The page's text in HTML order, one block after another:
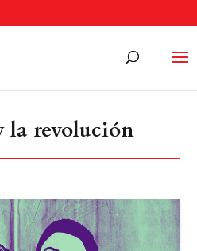
la revolución